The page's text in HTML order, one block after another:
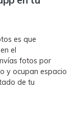
es que
el
fotos por
y ocupan espacio
de tu